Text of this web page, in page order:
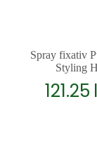
Spray fixativ
Styling
121.25